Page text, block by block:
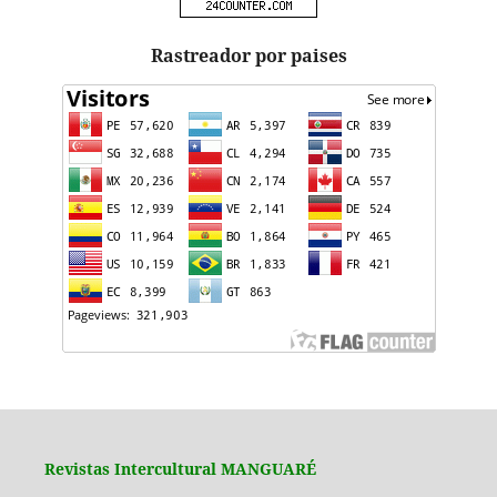
Rastreador por paises
Revistas Intercultural MANGUARÉ